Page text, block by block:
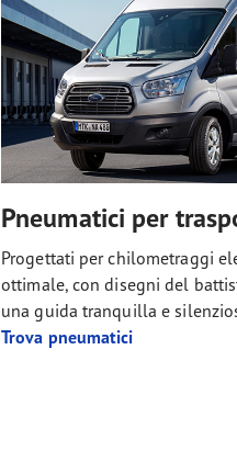
Pneumatici per
Progettati per chilometraggi
ottimale, con disegni del
una guida tranquilla e
Trova pneumatici